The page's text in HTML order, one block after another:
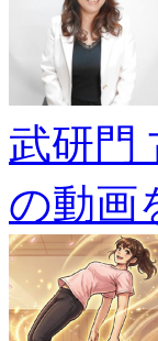
武研門
の動画